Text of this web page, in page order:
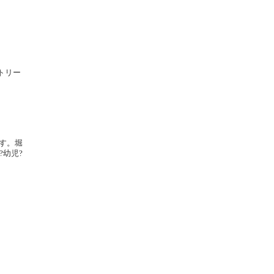
リー
。堀
幼児?